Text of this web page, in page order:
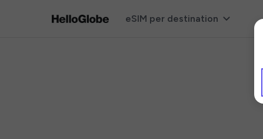
eSIM per destination